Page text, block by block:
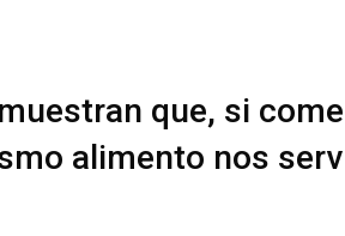
que, si
alimento nos